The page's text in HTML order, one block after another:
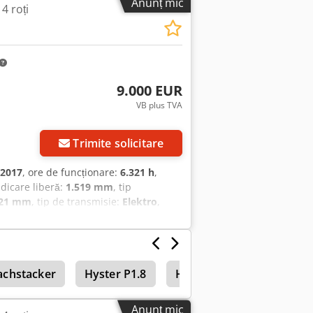
roți
9.000 EUR
VB plus TVA
Trimite solicitare
2017, ore de funcționare: 6.321 h,
liberă: 1.519 mm, tip
mm, tip de transmisie: Elektro,
catarg: Triplex Stare: Pregătit de
Baterie Volt: 48V Side shifter, Al
Hyster P1.8 Hyster H2.0Fts
Anunț mic